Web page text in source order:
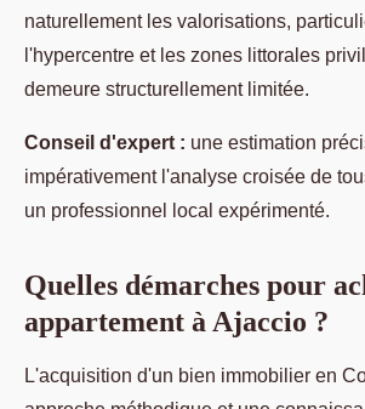
naturellement les valorisations,
l'hypercentre et les zones littorales
demeure structurellement limitée.
Conseil d'expert : une estimation
impérativement l'analyse croisée de
un professionnel local expérimenté.
Quelles démarches pour
appartement à Ajaccio ?
L'acquisition d'un bien immobilier en